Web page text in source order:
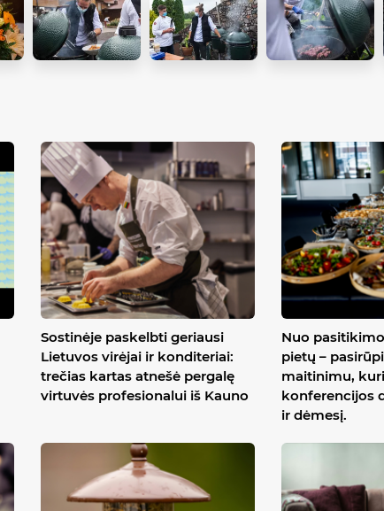
Sostinėje paskelbti geriausi
Lietuvos virėjai ir konditeriai:
trečias kartas atnešė pergalę
virtuvės profesionalui iš Kauno
Nuo
pietų –
maitinimu,
konferencijos
ir dėmesį.